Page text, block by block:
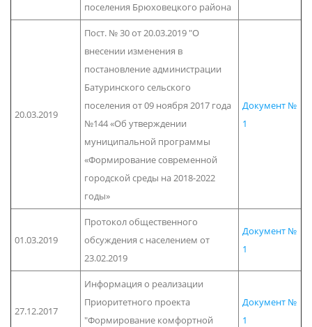
поселения Брюховецкого района
20.03.2019
Пост. № 30 от 20.03.2019 "О
внесении изменения в
постановление администрации
Батуринского сельского
поселения от 09 ноября 2017 года
№144 «Об утверждении
муниципальной программы
«Формирование современной
городской среды на 2018-2022
годы»
Документ №
1
01.03.2019
Протокол общественного
обсуждения с населением от
23.02.2019
Документ №
1
27.12.2017
Информация о реализации
Приоритетного проекта
"Формирование комфортной
Документ №
1